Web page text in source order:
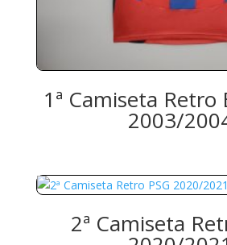
1ª Camiseta Retro
2003/
2ª Camiseta